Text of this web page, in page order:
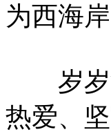
为西海
岁岁流
热爱、